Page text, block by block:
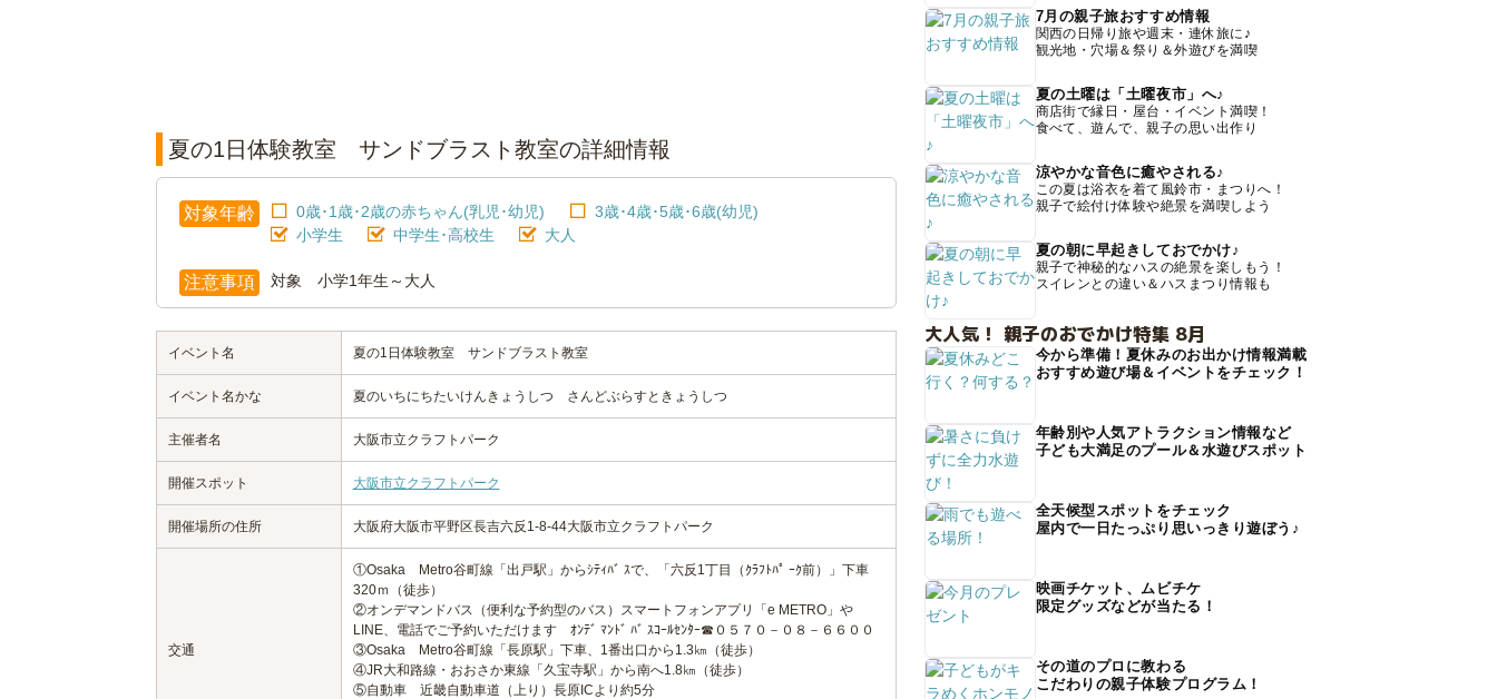
夏の1日体験教室 サンドブラスト教室の詳細情報
対象年齢 0歳･1歳･2歳の赤ちゃん(乳児･幼児)
3歳･4歳･5歳･6歳(幼児)
小学生
中学生･高校生 大人
注意事項 対象 小学1年生～大人
イベント名 夏の1日体験教室 サンドブラスト教室
イベント名かな 夏のいちにちたいけんきょうしつ さんどぶらすときょうしつ
主催者名 大阪市立クラフトパーク
開催スポット 大阪市立クラフトパーク
開催場所の住所 大阪府大阪市平野区長吉六反1-8-44大阪市立クラフトパーク
交通
①Osaka Metro谷町線「出戸駅」からｼﾃｨﾊﾞ ｽで、「六反1丁目（ｸﾗﾌﾄﾊﾟ ｰｸ前）」下車
320ｍ（徒歩）
②オンデマンドバス（便利な予約型のバス）スマートフォンアプリ「e METRO」や
LINE、電話でご予約いただけます ｵﾝﾃﾞ ﾏﾝﾄﾞ ﾊﾞ ｽｺｰﾙｾﾝﾀｰ☎０５７０－０８－６６００
③Osaka Metro谷町線「長原駅」下車、1番出口から1.3㎞（徒歩）
④JR大和路線・おおさか東線「久宝寺駅」から南へ1.8㎞（徒歩）
⑤自動車 近畿自動車道（上り）長原ICより約5分
7月の親子旅おすすめ情報
関西の日帰り旅や週末・連休旅に♪
観光地・穴場＆祭り＆外遊びを満喫
夏の土曜は「土曜夜市」へ♪
商店街で縁日・屋台・イベント満喫！
食べて、遊んで、親子の思い出作り
涼やかな音色に癒やされる♪
この夏は浴衣を着て風鈴市・まつりへ！
親子で絵付け体験や絶景を満喫しよう
夏の朝に早起きしておでかけ♪
親子で神秘的なハスの絶景を楽しもう！
スイレンとの違い＆ハスまつり情報も
大人気！ 親子のおでかけ特集 8月
今から準備！夏休みのお出かけ情報満載
おすすめ遊び場＆イベントをチェック！
年齢別や人気アトラクション情報など
子ども大満足のプール＆水遊びスポット
全天候型スポットをチェック
屋内で一日たっぷり思いっきり遊ぼう♪
映画チケット、ムビチケ
限定グッズなどが当たる！
その道のプロに教わる
こだわりの親子体験プログラム！